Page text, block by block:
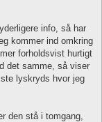
info, så har
kommer ind omkring
forholdsvist hurtigt
det samme, så viser
lyskryds hvor jeg
den stå i tomgang,